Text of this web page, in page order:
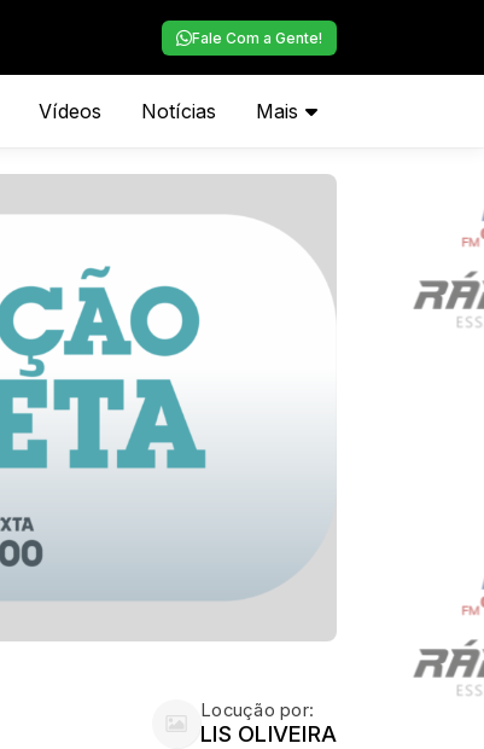
Fale Com a Gente!
Vídeos Notícias Mais
Locução por:
LIS OLIVEIRA